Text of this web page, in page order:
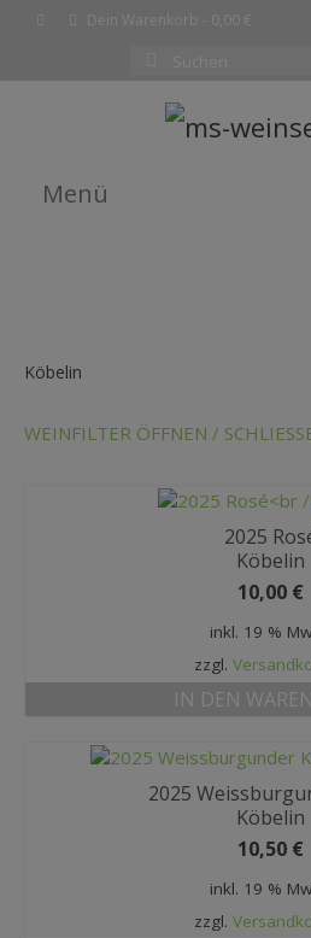
Dein Warenkorb 0,00 €
nach:
Menü
Datenschutzbelehrung
Widerrufsbelehrung
Versandarten
Zahlungsarten
Köbelin
WEINFILTER ÖFFNEN /
2025
Köbelin
10,00 €
inkl. 19 %
zzgl.
IN DEN
2025
Köbelin
10,50 €
inkl. 19 %
zzgl.